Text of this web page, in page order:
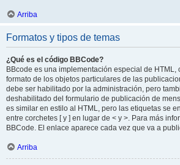
Arriba
Formatos y tipos de temas
¿Qué es el código BBCode?
BBcode es una implementación especial de HTML,
formato de los objetos particulares de las
debe ser habilitado por la administración, pero
deshabilitado del formulario de publicación de
es similar en estilo al HTML, pero las etiquetas se
entre corchetes [ y ] en lugar de < y >. Para más
BBCode. El enlace aparece cada vez que va a
Arriba